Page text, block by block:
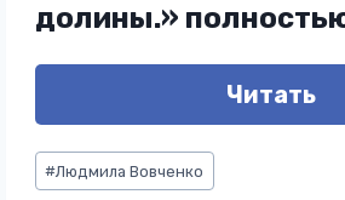
долины.»
Читать
Метки
записи:
#Людмила Вовченко